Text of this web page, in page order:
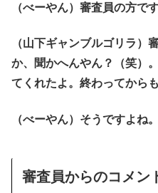
（べーやん）審査員の方で
（山下ギャンブルゴリラ）
か、聞かへんやん？（笑）
てくれたよ。終わってからも
（べーやん）そうですよね。
審査員からのコメン